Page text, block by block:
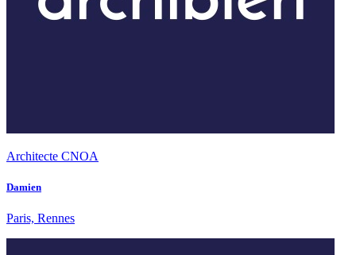
Architecte CNOA
Damien
Paris, Rennes